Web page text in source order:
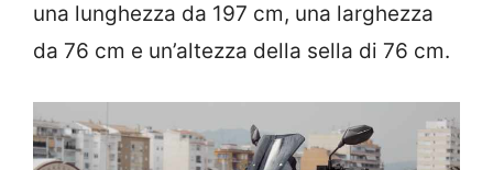
una lunghezza da 197 cm, una larghezza
da 76 cm e un’altezza della sella di 76 cm.